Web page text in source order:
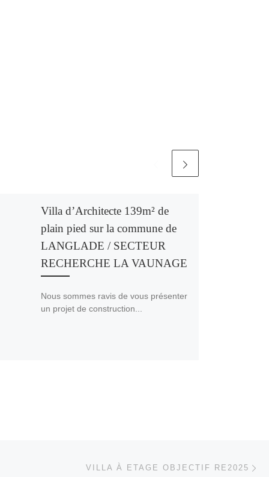
Villa d’Architecte 139m² de
plain pied sur la commune de
LANGLADE / SECTEUR
RECHERCHE LA VAUNAGE
Nous sommes ravis de vous présenter
un projet de construction...
VILLA À ETAGE OBJECTIF RE2025